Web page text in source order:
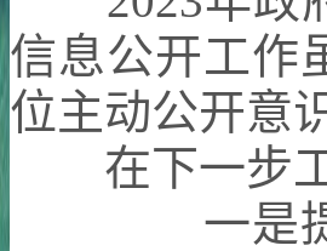
信息公开工作
位主动公开意
在下一步
一是提